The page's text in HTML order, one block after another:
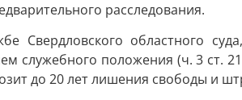
расследования.
Свердловского областного
служебного положения (ч. 3
до 20 лет лишения свободы и